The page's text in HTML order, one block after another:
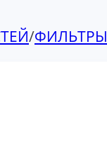
/ФИЛЬТРЫ